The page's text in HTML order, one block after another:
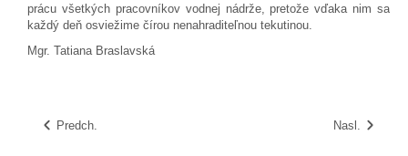
prácu všetkých pracovníkov vodnej nádrže, pretože vďaka nim sa
každý deň osviežime čírou nenahraditeľnou tekutinou.
Mgr. Tatiana Braslavská
Predch. Nasl.